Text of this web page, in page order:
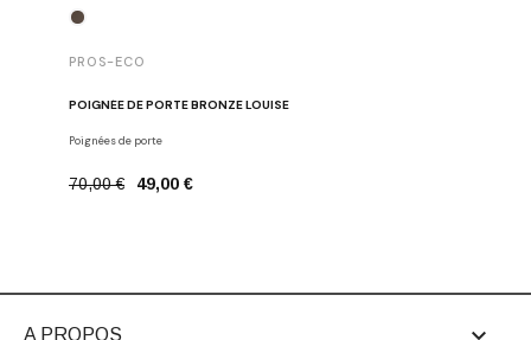
PROS-ECO
POIGNÉE DE PORTE BRONZE LOUISE
Poignées de porte
70,00 € 49,00 €
A PROPOS